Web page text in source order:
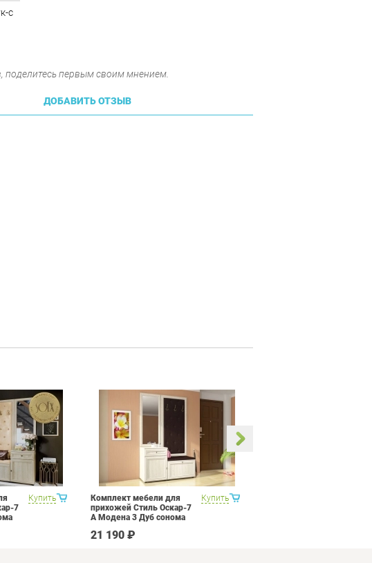
с
поделитесь первым своим мнением.
ДОБАВИТЬ ОТЗЫВ
Купить
7
Купить
Комплект мебели для
прихожей Стиль Оскар-7
А Модена 3 Дуб сонома
21 190 ₽